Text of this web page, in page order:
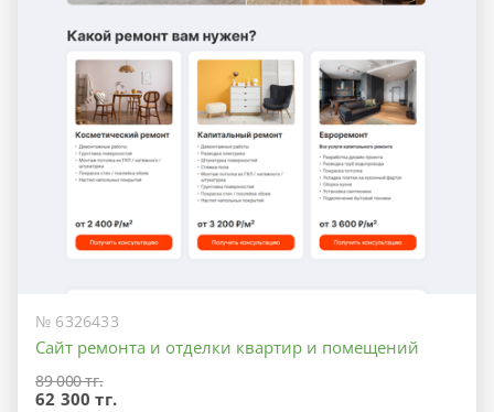
№ 6326433
Сайт ремонта и отделки квартир и помещений
89 000 тг.
62 300 тг.